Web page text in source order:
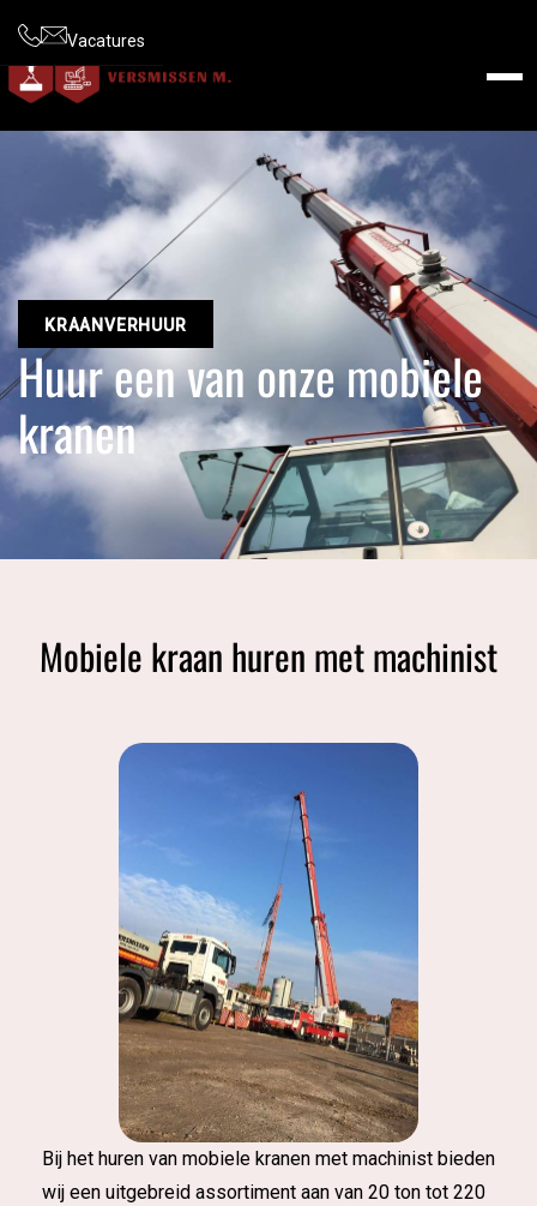
Vacatures
KRAANVERHUUR
Huur een van onze mobiele
kranen
Mobiele kraan huren met machinist
Bij het huren van mobiele kranen met machinist bieden
wij een uitgebreid assortiment aan van 20 ton tot 220